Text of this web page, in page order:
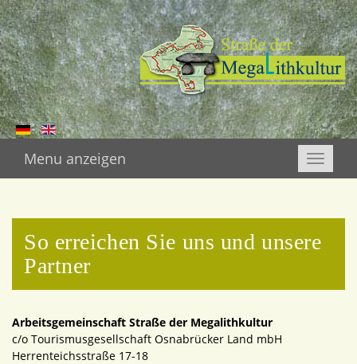
Toggle
Menu anzeigen
So erreichen Sie uns und unsere
Partner
Arbeitsgemeinschaft Straße der Megalithkultur
c/o Tourismusgesellschaft Osnabrücker Land mbH
Herrenteichsstraße 17-18